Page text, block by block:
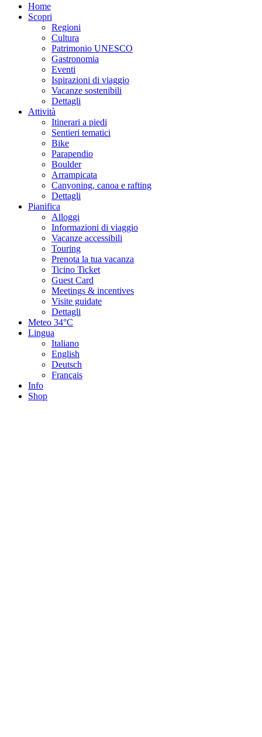
Home
Scopri
Regioni
Cultura
Patrimonio UNESCO
Gastronomia
Eventi
Ispirazioni di viaggio
Vacanze sostenibili
Dettagli
Attività
Itinerari a piedi
Sentieri tematici
Bike
Parapendio
Boulder
Arrampicata
Canyoning, canoa e rafting
Dettagli
Pianifica
Alloggi
Informazioni di viaggio
Vacanze accessibili
Touring
Prenota la tua vacanza
Ticino Ticket
Guest Card
Meetings & incentives
Visite guidate
Dettagli
Meteo 34°C
Lingua
Italiano
English
Deutsch
Français
Info
Shop